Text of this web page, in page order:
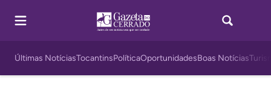
Últimas NotíciasTocantinsPolíticaOportunidadesBoas Notícias